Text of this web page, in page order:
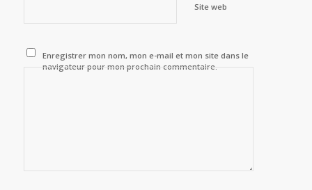
Site web
Enregistrer mon nom, mon e-mail et mon site dans le
navigateur pour mon prochain commentaire.